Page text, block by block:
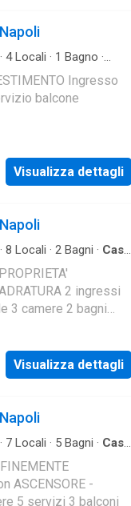
· 4Locali · 1 Bagno ·
Ingresso
balcone
Visualizza dettagli
· 8 Locali · 2 Bagni · Casa
2 ingressi
3 camere 2 bagni
Visualizza dettagli
· 7 Locali · 5 Bagni · Casa
ASCENSORE -
5 servizi 3 balconi